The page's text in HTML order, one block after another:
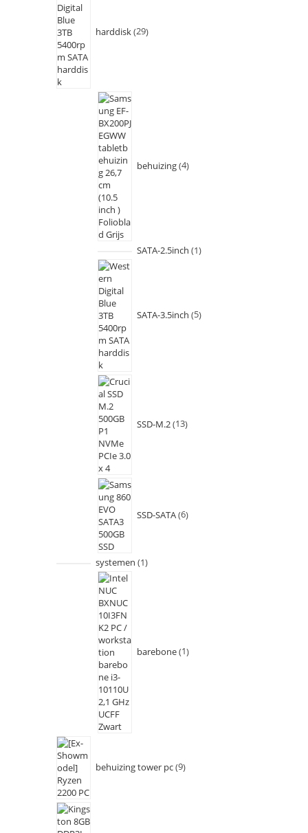
harddisk 29
behuizing 4
SATA-2.5inch 1
SATA-3.5inch 5
SSD-M.2 13
SSD-SATA 6
systemen 1
barebone 1
behuizing tower pc 9